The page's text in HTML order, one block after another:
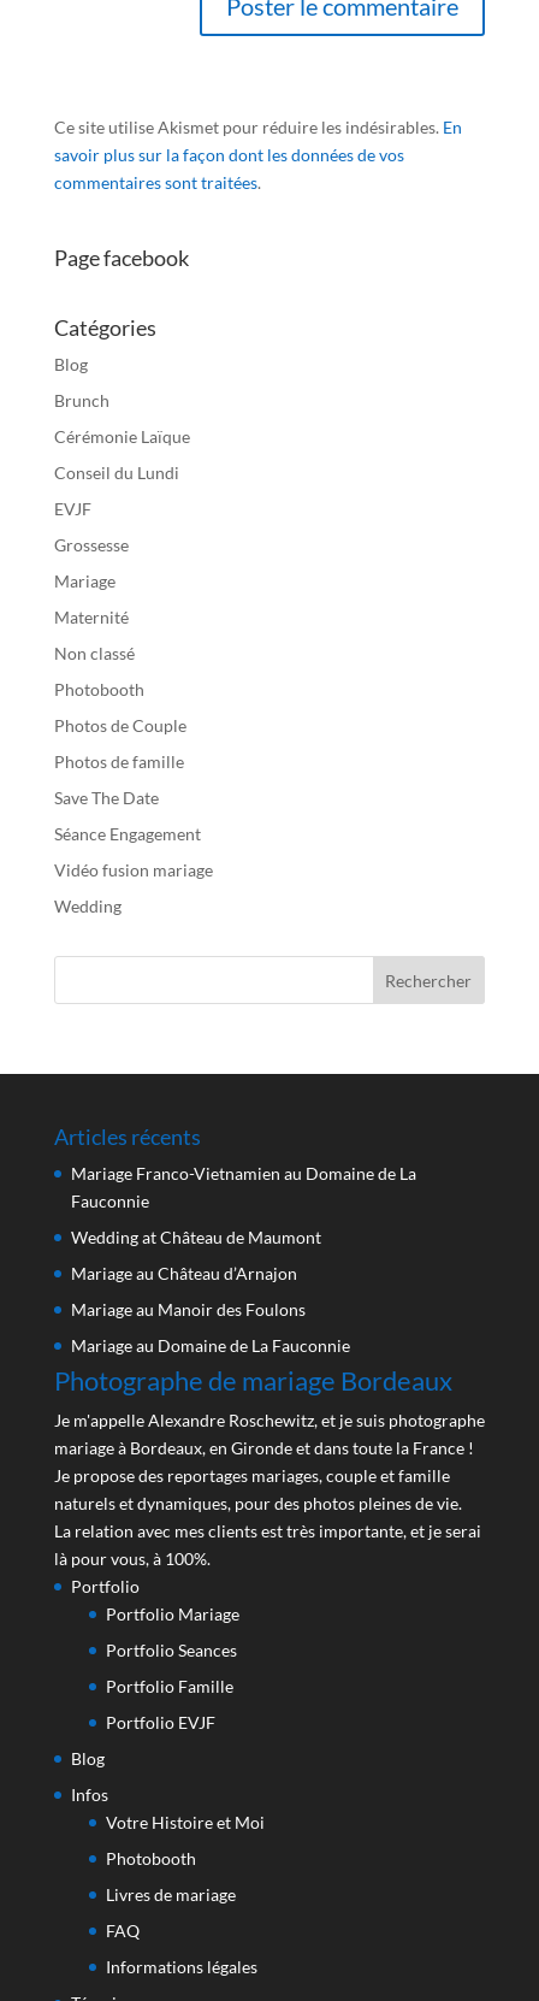
Ce site utilise Akismet pour réduire les indésirables. En
savoir plus sur la façon dont les données de vos
commentaires sont traitées.
Page facebook
Catégories
Blog
Brunch
Cérémonie Laïque
Conseil du Lundi
EVJF
Grossesse
Mariage
Maternité
Non classé
Photobooth
Photos de Couple
Photos de famille
Save The Date
Séance Engagement
Vidéo fusion mariage
Wedding
Articles récents
Mariage Franco-Vietnamien au Domaine de La
Fauconnie
Wedding at Château de Maumont
Mariage au Château d’Arnajon
Mariage au Manoir des Foulons
Mariage au Domaine de La Fauconnie
Photographe de mariage Bordeaux
Je m'appelle Alexandre Roschewitz, et je suis photographe
mariage à Bordeaux, en Gironde et dans toute la France !
Je propose des reportages mariages, couple et famille
naturels et dynamiques, pour des photos pleines de vie.
La relation avec mes clients est très importante, et je serai
là pour vous, à 100%.
Portfolio
Portfolio Mariage
Portfolio Seances
Portfolio Famille
Portfolio EVJF
Blog
Infos
Votre Histoire et Moi
Photobooth
Livres de mariage
FAQ
Informations légales